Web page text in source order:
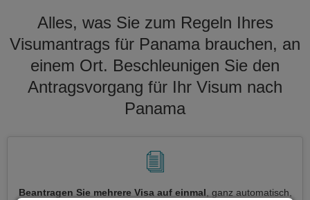
Alles, was Sie zum Regeln Ihres
Visumantrags für Panama brauchen, an
einem Ort. Beschleunigen Sie den
Antragsvorgang für Ihr Visum nach
Panama
Beantragen Sie mehrere Visa auf einmal , ganz automatisch,